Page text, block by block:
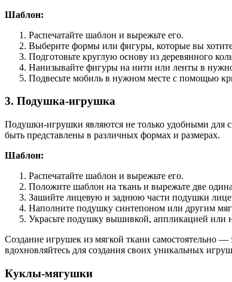
Шаблон:
Распечатайте шаблон и вырежьте его.
Выберите формы или фигуры, которые вы
Подготовьте круглую основу из деревянного
Нанизывайте фигуры на нити или ленты в
Подвесьте мобиль в нужном месте с помощью
3. Подушка-игрушка
Подушки-игрушки являются не только удобными
быть представлены в различных формах и размерах.
Шаблон:
Распечатайте шаблон и вырежьте его.
Положите шаблон на ткань и вырежьте две
Зашийте лицевую и заднюю части подушки
Наполните подушку синтепоном или другим
Украсьте подушку вышивкой, аппликацией или
Создание игрушек из мягкой ткани самостоятельно
вдохновляйтесь для создания своих уникальных
Куклы-мягушки